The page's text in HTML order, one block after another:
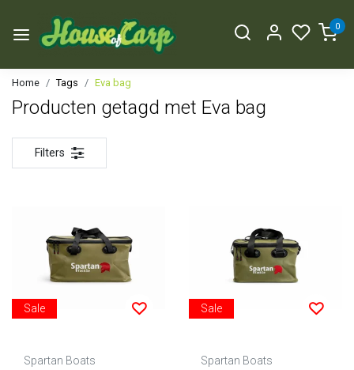
0
Home Tags Eva bag
Producten getagd met Eva bag
Filters
Sale
Spartan Boats
Sale
Spartan Boats